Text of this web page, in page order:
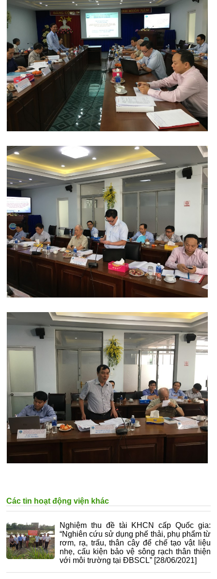
Các tin hoạt động viện khác
Nghiệm thu đề tài KHCN cấp Quốc gia:
“Nghiên cứu sử dụng phế thải, phụ phẩm từ
rơm, rạ, trấu, thân cây để chế tạo vật liệu
nhẹ, cấu kiện bảo vệ sông rạch thân thiện
với môi trường tại ĐBSCL” [28/06/2021]